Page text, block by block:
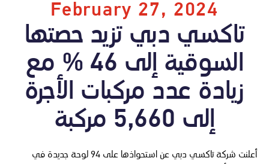
February 27, 2024
تاكسي دبي تزيد حصتها
السوقية إلى 46 % مع
زيادة عدد مركبات الأجرة
إلى 5,660 مركبة
أعلنت شركة تاكسي دبي عن استحواذها على 94 لوحة جديدة في